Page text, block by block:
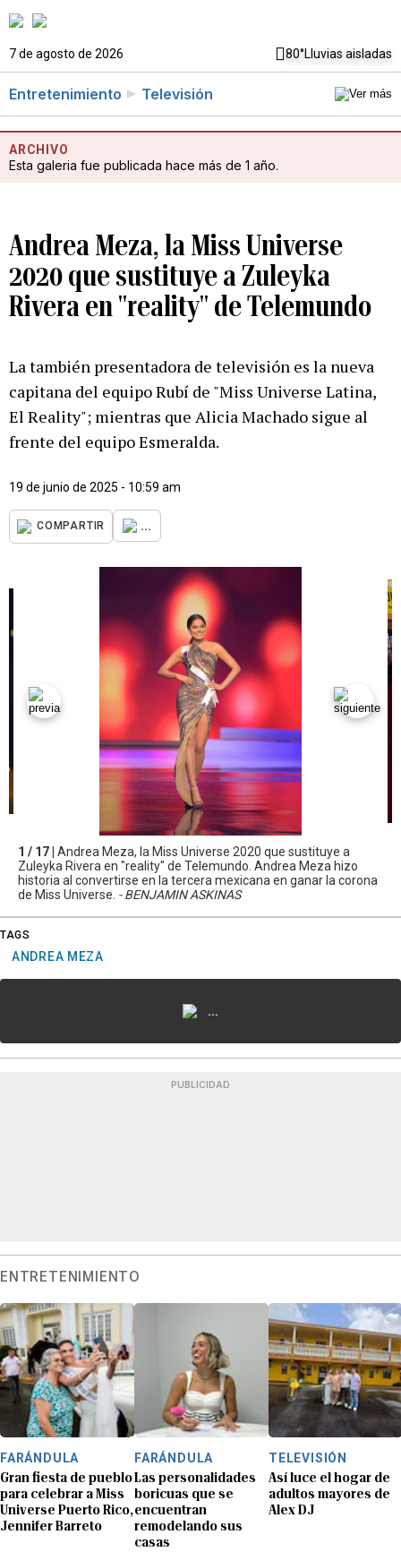
7 de agosto de 2026 80°Lluvias aisladas
Entretenimiento Televisión
ARCHIVO
Esta galeria fue publicada hace más de 1 año.
Andrea Meza, la Miss Universe
2020 que sustituye a Zuleyka
Rivera en "reality" de Telemundo
La también presentadora de televisión es la nueva
capitana del equipo Rubí de "Miss Universe Latina,
El Reality"; mientras que Alicia Machado sigue al
frente del equipo Esmeralda.
19 de junio de 2025 - 10:59 am
COMPARTIR ...
1 / 17 | Andrea Meza, la Miss Universe 2020 que sustituye a
Zuleyka Rivera en "reality" de Telemundo. Andrea Meza hizo
historia al convertirse en la tercera mexicana en ganar la corona
de Miss Universe. - BENJAMIN ASKINAS
TAGS
ANDREA MEZA
...
PUBLICIDAD
ENTRETENIMIENTO
FARÁNDULA
Gran fiesta de pueblo
para celebrar a Miss
Universe Puerto Rico,
Jennifer Barreto
FARÁNDULA
Las personalidades
boricuas que se
encuentran
remodelando sus
casas
TELEVISIÓN
Así luce el hogar de
adultos mayores de
Alex DJ